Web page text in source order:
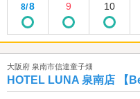
8/8 9 10
大阪府 泉南市信達童子畑
HOTEL LUNA 泉南店 【